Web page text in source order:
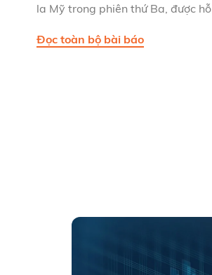
la Mỹ trong phiên thứ Ba, được hỗ
Đọc toàn bộ bài báo